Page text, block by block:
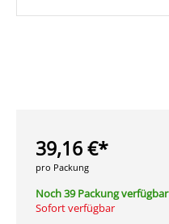
39,16 €*
pro Packung
Noch 39 Packung verfügbar
Sofort verfügbar